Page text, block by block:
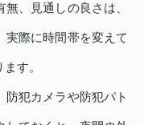
、見通しの良さは、
実際に時間帯を変えて
す。
防犯カメラや防犯パト